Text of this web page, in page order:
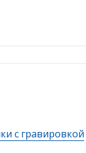
с гравировкой